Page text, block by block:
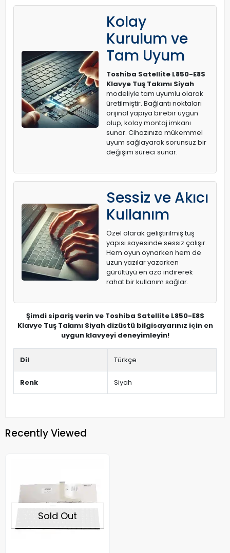
Kolay
Kurulum ve
Tam Uyum
Toshiba Satellite L850-E8S
Klavye Tuş Takımı Siyah
modeliyle tam uyumlu olarak
üretilmiştir. Bağlantı noktaları
orijinal yapıya birebir uygun
olup, kolay montaj imkanı
sunar. Cihazınıza mükemmel
uyum sağlayarak sorunsuz bir
değişim süreci sunar.
Sessiz ve Akıcı
Kullanım
Özel olarak geliştirilmiş tuş
yapısı sayesinde sessiz çalışır.
Hem oyun oynarken hem de
uzun yazılar yazarken
gürültüyü en aza indirerek
rahat bir kullanım sağlar.
Şimdi sipariş verin ve Toshiba Satellite L850-E8S
Klavye Tuş Takımı Siyah dizüstü bilgisayarınız için en
uygun klavyeyi deneyimleyin!
Dil Türkçe
Renk Siyah
Recently Viewed
Sold Out